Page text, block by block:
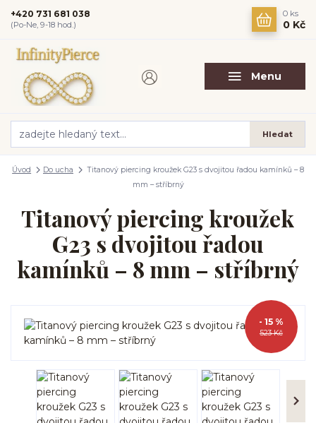
Menu
Hledat
+420 731 681 038
(Po-Ne, 9-18 hod.)
0 ks
0 Kč
Úvod Do ucha
Titanový piercing kroužek G23 s dvojitou řadou kamínků – 8
mm – stříbrný
Titanový piercing kroužek
G23 s dvojitou řadou
kamínků – 8 mm – stříbrný
523 Kč
- 15 %